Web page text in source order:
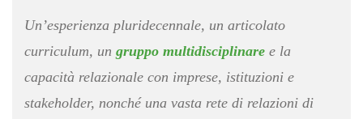
Un’esperienza pluridecennale, un articolato
curriculum, un gruppo multidisciplinare e la
capacità relazionale con imprese, istituzioni e
stakeholder, nonché una vasta rete di relazioni di